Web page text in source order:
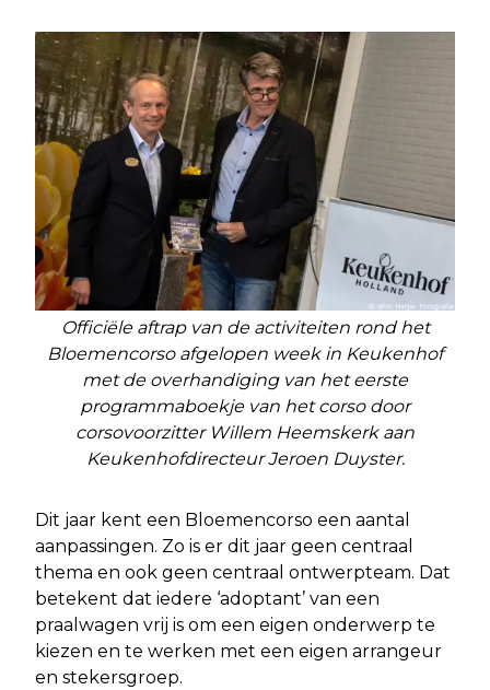
Officiële aftrap van de activiteiten rond het
Bloemencorso afgelopen week in Keukenhof
met de overhandiging van het eerste
programmaboekje van het corso door
corsovoorzitter Willem Heemskerk aan
Keukenhofdirecteur Jeroen Duyster.
Dit jaar kent een Bloemencorso een aantal
aanpassingen. Zo is er dit jaar geen centraal
thema en ook geen centraal ontwerpteam. Dat
betekent dat iedere ‘adoptant’ van een
praalwagen vrij is om een eigen onderwerp te
kiezen en te werken met een eigen arrangeur
en stekersgroep.